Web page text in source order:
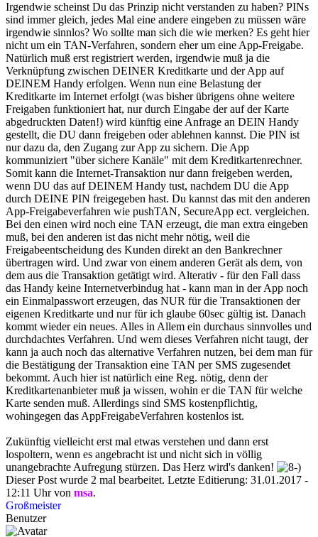
Irgendwie scheinst Du das Prinzip nicht verstanden zu haben? PINs
sind immer gleich, jedes Mal eine andere eingeben zu müssen wäre
irgendwie sinnlos? Wo sollte man sich die wie merken? Es geht hier
nicht um ein TAN-Verfahren, sondern eher um eine App-Freigabe.
Natürlich muß erst registriert werden, irgendwie muß ja die
Verknüpfung zwischen DEINER Kreditkarte und der App auf
DEINEM Handy erfolgen. Wenn nun eine Belastung der
Kreditkarte im Internet erfolgt (was bisher übrigens ohne weitere
Freigaben funktioniert hat, nur durch Eingabe der auf der Karte
abgedruckten Daten!) wird künftig eine Anfrage an DEIN Handy
gestellt, die DU dann freigeben oder ablehnen kannst. Die PIN ist
nur dazu da, den Zugang zur App zu sichern. Die App
kommuniziert "über sichere Kanäle" mit dem Kreditkartenrechner.
Somit kann die Internet-Transaktion nur dann freigeben werden,
wenn DU das auf DEINEM Handy tust, nachdem DU die App
durch DEINE PIN freigegeben hast. Du kannst das mit den anderen
App-Freigabeverfahren wie pushTAN, SecureApp ect. vergleichen.
Bei den einen wird noch eine TAN erzeugt, die man extra eingeben
muß, bei den anderen ist das nicht mehr nötig, weil die
Freigabeentscheidung des Kunden direkt an den Bankrechner
übertragen wird. Und zwar von einem anderen Gerät als dem, von
dem aus die Transaktion getätigt wird. Alterativ - für den Fall dass
das Handy keine Internetverbindug hat - kann man in der App noch
ein Einmalpasswort erzeugen, das NUR für die Transaktionen der
eigenen Kreditkarte und nur für ich glaube 60sec gültig ist. Danach
kommt wieder ein neues. Alles in Allem ein durchaus sinnvolles und
durchdachtes Verfahren. Und wem dieses Verfahren nicht taugt, der
kann ja auch noch das alternative Verfahren nutzen, bei dem man für
die Bestätigung der Transaktion eine TAN per SMS zugesendet
bekommt. Auch hier ist natürlich eine Reg. nötig, denn der
Kreditkartenanbieter muß ja wissen, wohin er die TAN für welche
Karte senden muß. Allerdings sind SMS kostenpflichtig,
wohingegen das AppFreigabeVerfahren kostenlos ist.
Zukünftig vielleicht erst mal etwas verstehen und dann erst
lospoltern, wenn es angebracht ist und nicht sich in völlig
unangebrachte Aufregung stürzen. Das Herz wird's danken!
Dieser Post wurde 2 mal bearbeitet. Letzte Editierung: 31.01.2017 -
12:11 Uhr von msa.
Großmeister
Benutzer